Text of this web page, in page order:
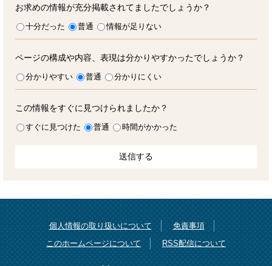
お求めの情報が充分掲載されてましたでしょうか？
十分だった 普通 情報が足りない
ページの構成や内容、表現は分かりやすかったでしょうか？
分かりやすい 普通 分かりにくい
この情報をすぐに見つけられましたか？
すぐに見つけた 普通 時間がかかった
個人情報の取り扱いについて
免責事項
このホームページについて
RSS配信について